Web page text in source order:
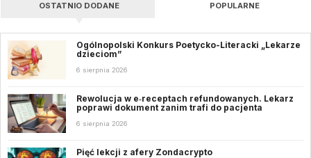
OSTATNIO DODANE POPULARNE
Ogólnopolski Konkurs Poetycko-Literacki „Lekarze
dzieciom”
6 sierpnia 2026
Rewolucja w e‑receptach refundowanych. Lekarz
poprawi dokument zanim trafi do pacjenta
6 sierpnia 2026
Pięć lekcji z afery Zondacrypto